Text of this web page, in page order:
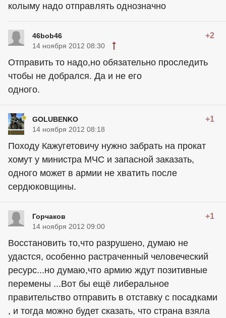
колыму надо отправлять однозначно
46bob46 +2
14 ноября 2012 08:30
Отправить то надо,но обязательно проследить
чтобы не добрался. Да и не его
одного.
GOLUBENKO +1
14 ноября 2012 08:18
Походу Кажугетовичу нужно забрать на прокат
хомут у министра МЧС и запасной заказать,
одного может в армии не хватить после
сердюковщины.
Горчаков +1
14 ноября 2012 09:00
Восстановить то,что разрушено, думаю не
удастся, особенно растраченный человеческий
ресурс...но думаю,что армию ждут позитивные
перемены ...Вот бы ещё либеральное
правительство отправить в отставку с посадками
, и тогда можно будет сказать, что страна взяла